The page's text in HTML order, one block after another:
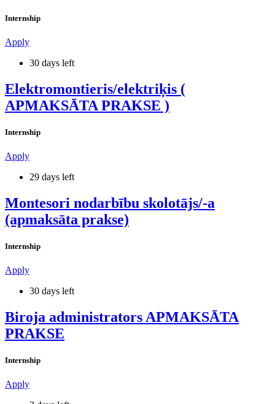
Internship
Apply
30 days left
Elektromontieris/elektriķis (
APMAKSĀTA PRAKSE )
Internship
Apply
29 days left
Montesori nodarbību skolotājs/-a
(apmaksāta prakse)
Internship
Apply
30 days left
Biroja administrators APMAKSĀTA
PRAKSE
Internship
Apply